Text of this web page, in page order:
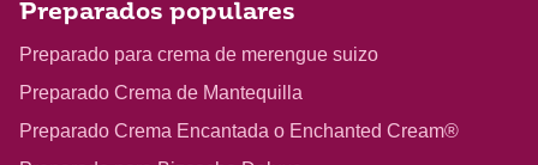
Preparados populares
Preparado para crema de merengue suizo
Preparado Crema de Mantequilla
Preparado Crema Encantada o Enchanted Cream®